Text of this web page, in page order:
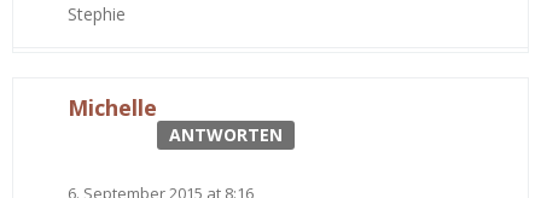
Stephie
Michelle
ANTWORTEN
6. September 2015 at 8:16